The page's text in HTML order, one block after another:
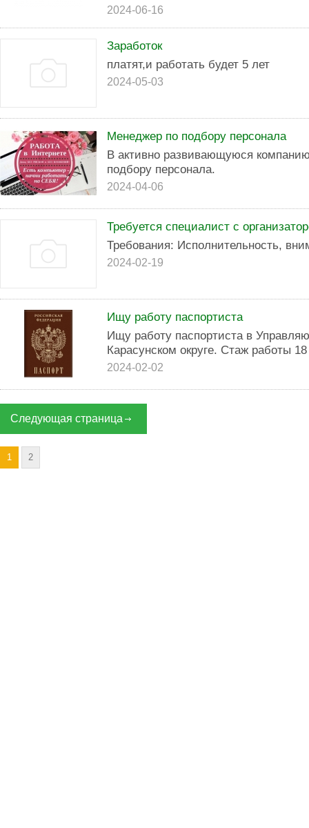
2024-06-16
Заработок
платят,и работать будет 5 лет
2024-05-03
Менеджер по подбору персонала
В активно развивающуюся
подбору персонала.
2024-04-06
Требуется специалист с
Требования: Исполнительность,
2024-02-19
Ищу работу паспортиста
Ищу работу паспортиста в
Карасунском округе. Стаж работы 18
2024-02-02
Следующая страница
1 2